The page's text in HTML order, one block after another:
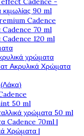
90 ml
Cadence
Cadence 70 ml
Cadence 120 ml
χρώματα
Ακρυλικά Χρώματα
50 ml
χρώματα 50 ml
Cadence 70ml |
Χρώματα |